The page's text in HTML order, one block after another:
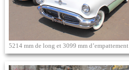
5214 mm de long et 3099 mm d’empattement